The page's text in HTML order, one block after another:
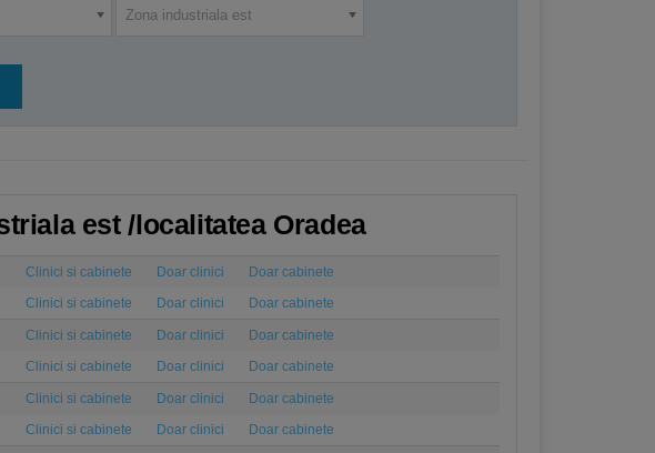
Zona industriala est
est /localitatea Oradea
Clinici si cabinete Doar clinici
Doar cabinete
Clinici si cabinete Doar clinici Doar cabinete
Clinici si cabinete Doar clinici
Doar cabinete
Clinici si cabinete Doar clinici Doar cabinete
Clinici si cabinete Doar clinici
Doar cabinete
Clinici si cabinete Doar clinici Doar cabinete